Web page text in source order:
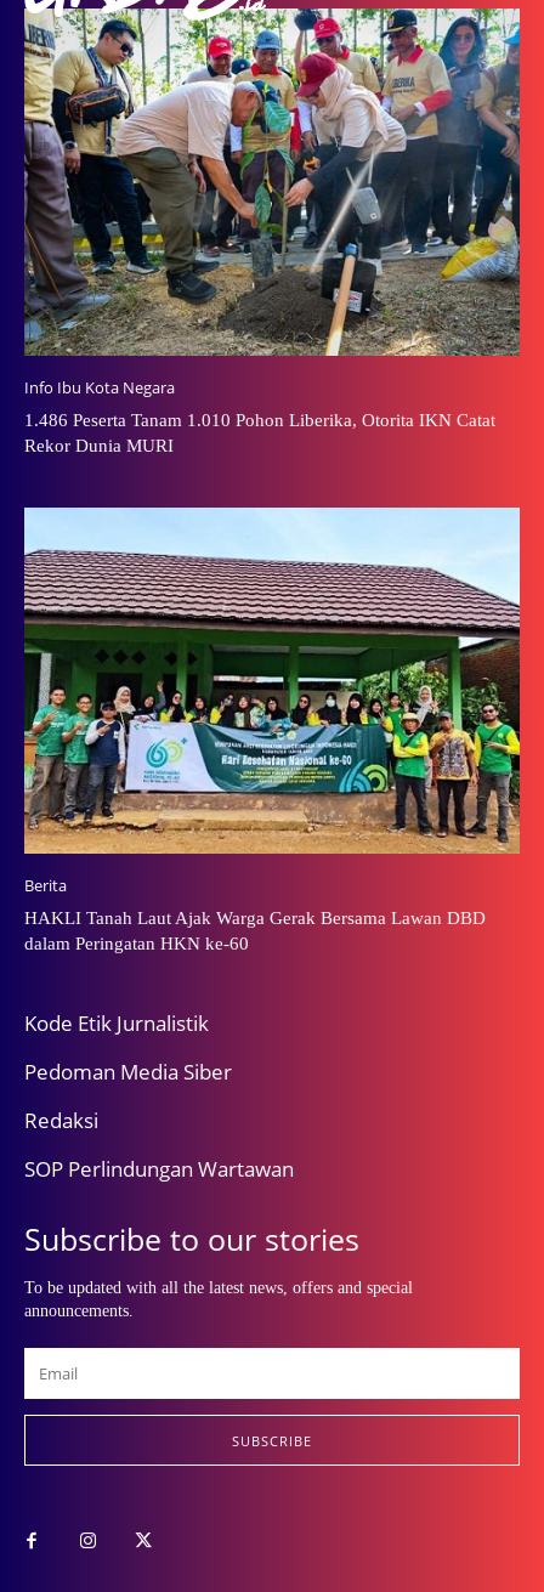
Info Ibu Kota Negara
1.486 Peserta Tanam 1.010 Pohon Liberika, Otorita IKN Catat
Rekor Dunia MURI
Berita
HAKLI Tanah Laut Ajak Warga Gerak Bersama Lawan DBD
dalam Peringatan HKN ke-60
Kode Etik Jurnalistik
Pedoman Media Siber
Redaksi
SOP Perlindungan Wartawan
Subscribe to our stories
To be updated with all the latest news, offers and special
announcements.
SUBSCRIBE